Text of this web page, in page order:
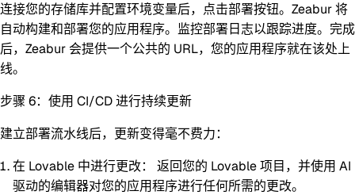
连接您的存储库并配置环境变量后，点击部署按钮。Zeabur 将
自动构建和部署您的应用程序。监控部署日志以跟踪进度。完成
后，Zeabur 会提供一个公共的 URL，您的应用程序就在该处上
线。
步骤 6：使用 CI/CD 进行持续更新
建立部署流水线后，更新变得毫不费力：
在 Lovable 中进行更改：
返回您的 Lovable 项目，并使用 AI
驱动的编辑器对您的应用程序进行任何所需的更改。